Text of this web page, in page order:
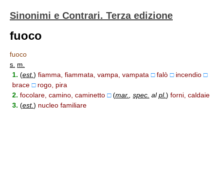
Sinonimi e Contrari. Terza edizione
fuoco
fuoco
s. m.
1. (est.) fiamma, fiammata, vampa, vampata □ falò □ incendio □
brace □ rogo, pira
2. focolare, camino, caminetto □ (mar. spec. alpl.) forni, caldaie
3. (est.) nucleo familiare